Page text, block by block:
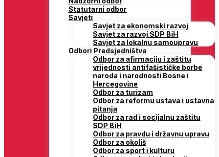
Statutarni odbor
Savjeti
Savjet za ekonomski razvoj
Savjet za razvoj SDP BiH
Savjet za lokalnu samoupravu
Odbori Predsjedništva
Odbor za afirmaciju i zaštitu
vrijednosti antifašističke borbe
naroda i narodnosti Bosne i
Hercegovine
Odbor za turizam
Odbor za reformu ustava i ustavna
pitanja
Odbor za rad i socijalnu zaštitu
SDP BiH
Odbor za pravdu i državnu upravu
Odbor za okoliš
Odbor za sport i kulturu